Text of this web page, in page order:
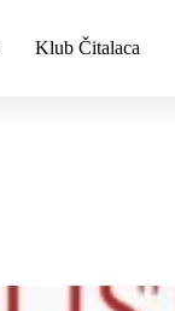
Klub Čitalaca